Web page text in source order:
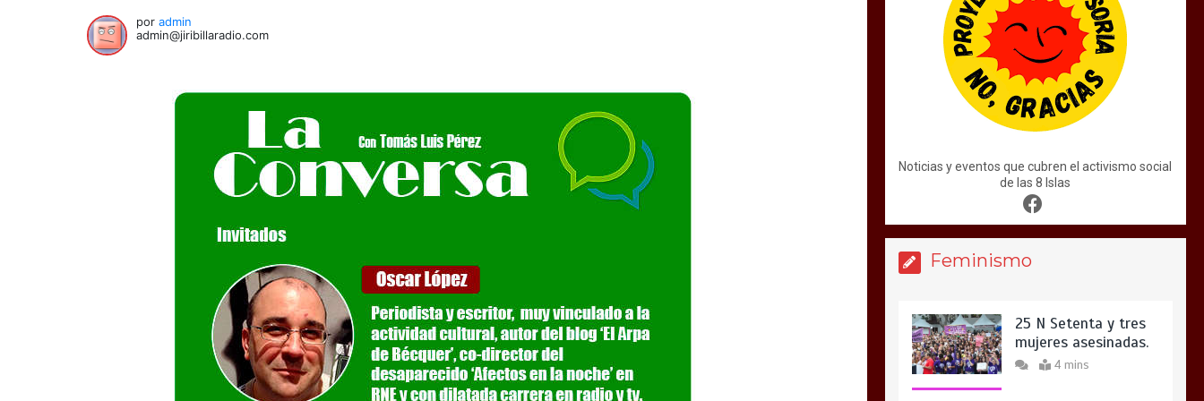
por admin
admin@jiribillaradio.com
Noticias y eventos que cubren el activismo social
de las 8 Islas
Feminismo
25 N Setenta y tres
mujeres asesinadas.
4 mins